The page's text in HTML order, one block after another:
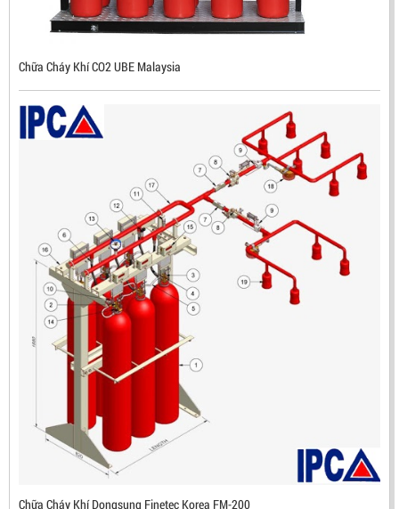
ĐẦU BÁO LỬA CHỐNG NỔ IR3- DX500 (MEKASENTRON
KOREA)
Chữa Cháy Khí CO2 UBE Malaysia
Chữa Cháy Khí Dongsung Finetec Korea FM-200